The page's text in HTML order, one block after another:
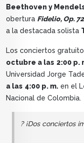
Beethoven y
obertura Fidelio, Op. 72
a la destacada solista
Los conciertos
octubre a las 2:00 p.
Universidad Jorge
a las 4:00 p. m. en el
Nacional de Colombia.
? ¡Dos conciertos